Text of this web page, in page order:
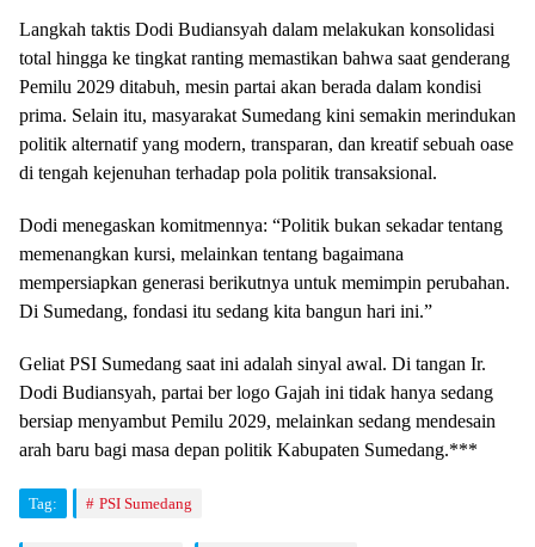
​Langkah taktis Dodi Budiansyah dalam melakukan konsolidasi
total hingga ke tingkat ranting memastikan bahwa saat genderang
Pemilu 2029 ditabuh, mesin partai akan berada dalam kondisi
prima. Selain itu, masyarakat Sumedang kini semakin merindukan
politik alternatif yang modern, transparan, dan kreatif sebuah oase
di tengah kejenuhan terhadap pola politik transaksional.
​Dodi menegaskan komitmennya: “Politik bukan sekadar tentang
memenangkan kursi, melainkan tentang bagaimana
mempersiapkan generasi berikutnya untuk memimpin perubahan.
Di Sumedang, fondasi itu sedang kita bangun hari ini.”
​Geliat PSI Sumedang saat ini adalah sinyal awal. Di tangan Ir.
Dodi Budiansyah, partai ber logo Gajah ini tidak hanya sedang
bersiap menyambut Pemilu 2029, melainkan sedang mendesain
arah baru bagi masa depan politik Kabupaten Sumedang.***
Tag: PSI Sumedang